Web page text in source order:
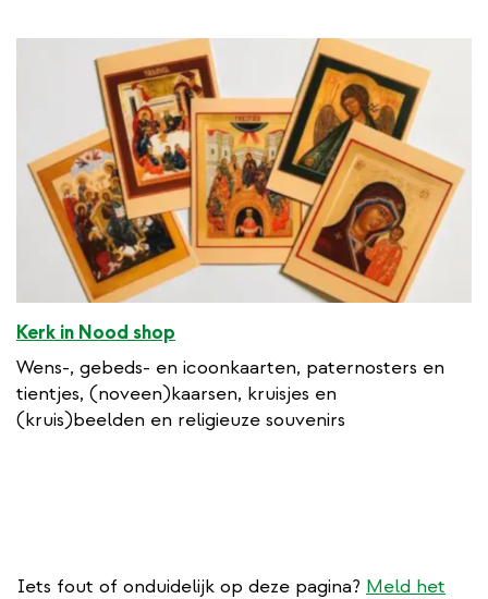
Kerk in Nood shop
Wens-, gebeds- en icoonkaarten, paternosters en
tientjes, (noveen)kaarsen, kruisjes en
(kruis)beelden en religieuze souvenirs
Iets fout of onduidelijk op deze pagina? Meld het